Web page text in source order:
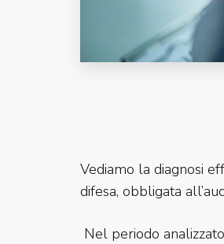
Vediamo la diagnosi
difesa, obbligata
Nel periodo